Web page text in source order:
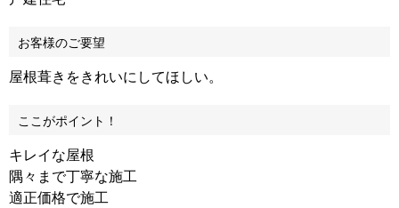
お客様のご要望
屋根葺きをきれいにしてほしい。
ここがポイント！
キレイな屋根
隅々まで丁寧な施工
適正価格で施工